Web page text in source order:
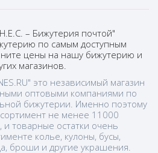
– Бижутерия почтой"
по самым доступным
цены на нашу бижутерию и
магазинов.
это независимый магазин
оптовыми компаниями по
бижутерии. Именно поэтому
не менее 11000
товарные остатки очень
колье, кулоны, бусы,
броши и другие украшения.